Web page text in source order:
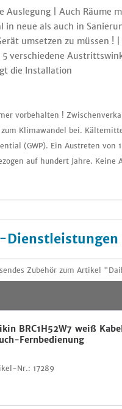
| Auch Räume
in neue als auch in
umsetzen zu müssen
5 verschiedene
die Installation
vorbehalten !
Klimawandel bei.
(GWP). Ein Austreten
auf hundert Jahre.
Dienstleistungen
Zubehör zum Artikel
BRC1H52W7 weiß
Fernbedienung
Nr.: 17289